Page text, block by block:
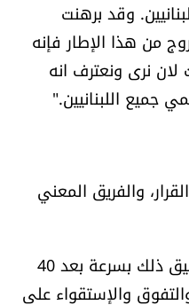
وقد برهنت
من هذا الإطار فإنه
نرى ونعترف انه
جميع اللبنانيين."
والفريق المعني
أجاب: "لا يمكننا ان نتوقع تطبيق ذلك بسرعة بعد 40
والإستقواء على